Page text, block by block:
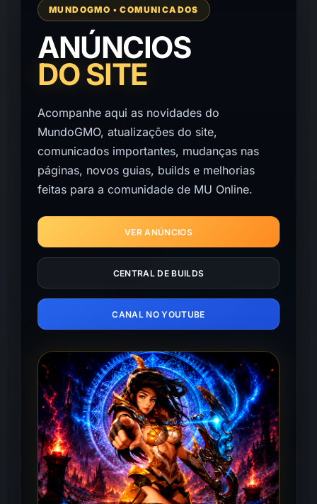
MUNDOGMO • COMUNICADOS
ANÚNCIOS
DO SITE
Acompanhe aqui as novidades do
MundoGMO, atualizações do site,
comunicados importantes, mudanças nas
páginas, novos guias, builds e melhorias
feitas para a comunidade de MU Online.
VER ANÚNCIOS
CENTRAL DE BUILDS
CANAL NO YOUTUBE